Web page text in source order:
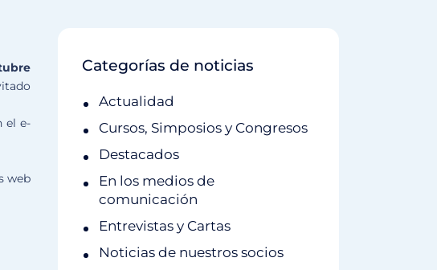
el e-
web
Categorías de noticias
Actualidad
Cursos, Simposios y Congresos
Destacados
En los medios de
comunicación
Entrevistas y Cartas
Noticias de nuestros socios